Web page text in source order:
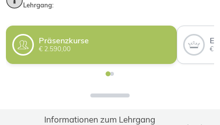
Lehrgang:
Präsenzkurse
€ 2.590,00 €
Informationen zum Lehrgang